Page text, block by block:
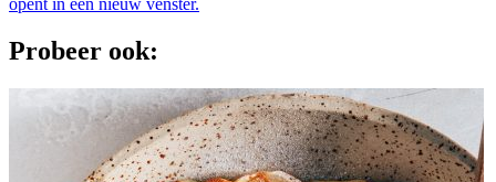
opent in een nieuw venster.
Probeer ook: